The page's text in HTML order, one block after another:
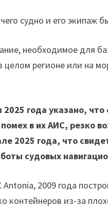
судно и его экипаж
необходимое для
регионе или на
года указано,
в их АИС, резко
2025 года, что
судовых
2009 года
контейнеров из-за